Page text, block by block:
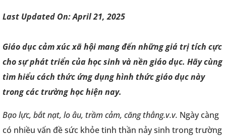
Last Updated On: April 21, 2025
Giáo dục cảm xúc xã hội mang đến những giá trị tích cực
cho sự phát triển của học sinh và nền giáo dục. Hãy cùng
tìm hiểu cách thức ứng dụng hình thức giáo dục này
trong các trường học hiện nay.
Bạo lực, bắt nạt, lo âu, trầm cảm, căng thẳng.v.v. Ngày càng
có nhiều vấn đề sức khỏe tinh thần nảy sinh trong trường